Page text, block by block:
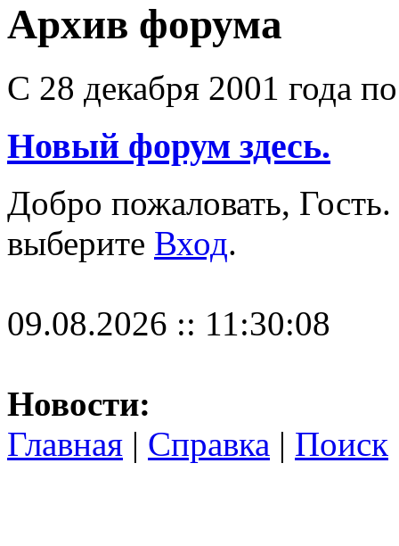
Архив форума
С 28 декабря 2001 года
Новый форум здесь.
Добро пожаловать,
выберите Вход.
09.08.2026 :: 11:30:08
Новости:
Главная | Справка | Поиск